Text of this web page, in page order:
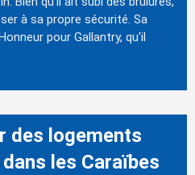
à sa propre sécurité. Sa
pour Gallantry, qu'il
des logements
les Caraïbes